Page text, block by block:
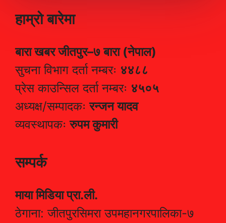
हाम्रो बारेमा
बारा खबर जीतपुर–७ बारा (नेपाल)
सुचना विभाग दर्ता नम्बरः ४४८८
प्रेस काउन्सिल दर्ता नम्बरः ४५०५
अध्यक्ष/सम्पादकःरन्जन यादव
व्यवस्थापकःरुपम कुमारी
सम्पर्क
माया मिडिया प्रा.ली.
ठेगाना: जीतपुरसिमरा उपमहानगरपालिका-७